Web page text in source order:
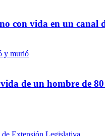
con vida en un canal
de un hombre de